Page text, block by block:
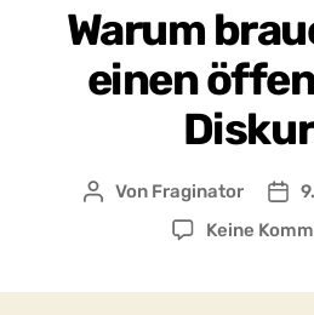
Warum
einen
Beitragsautor
Von Fraginator
Keine